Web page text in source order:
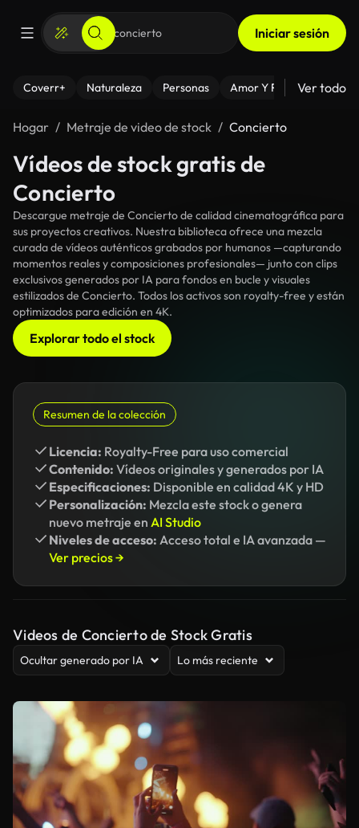
Iniciar sesión
Coverr+ Naturaleza Personas Amor Y Relaciones
Ver todo
Hogar Metraje de video de stock Concierto
Vídeos de stock gratis de
Concierto
Descargue metraje de Concierto de calidad cinematográfica para
sus proyectos creativos. Nuestra biblioteca ofrece una mezcla
curada de vídeos auténticos grabados por humanos —capturando
momentos reales y composiciones profesionales— junto con clips
exclusivos generados por IA para fondos en bucle y visuales
estilizados de Concierto. Todos los activos son royalty-free y están
optimizados para edición en 4K.
Explorar todo el stock
Resumen de la colección
Licencia: Royalty-Free para uso comercial
Contenido: Vídeos originales y generados por IA
Especificaciones: Disponible en calidad 4K y HD
Personalización: Mezcla este stock o genera
nuevo metraje en AI Studio
Niveles de acceso: Acceso total e IA avanzada —
Ver precios →
Videos de Concierto de Stock Gratis
Ocultar generado por IA Lo más reciente